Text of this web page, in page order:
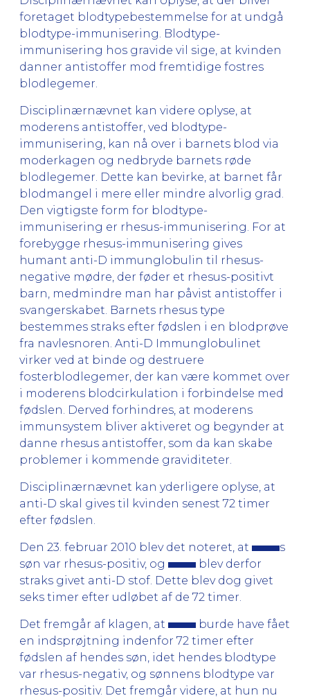
foretaget blodtypebestemmelse for at undgå
blodtype-immunisering. Blodtype-
immunisering hos gravide vil sige, at kvinden
danner antistoffer mod fremtidige fostres
blodlegemer.
Disciplinærnævnet kan videre oplyse, at
moderens antistoffer, ved blodtype-
immunisering, kan nå over i barnets blod via
moderkagen og nedbryde barnets røde
blodlegemer. Dette kan bevirke, at barnet får
blodmangel i mere eller mindre alvorlig grad.
Den vigtigste form for blodtype-
immunisering er rhesus-immunisering. For at
forebygge rhesus-immunisering gives
humant anti-D immunglobulin til rhesus-
negative mødre, der føder et rhesus-positivt
barn, medmindre man har påvist antistoffer i
svangerskabet. Barnets rhesus type
bestemmes straks efter fødslen i en blodprøve
fra navlesnoren. Anti-D Immunglobulinet
virker ved at binde og destruere
fosterblodlegemer, der kan være kommet over
i moderens blodcirkulation i forbindelse med
fødslen. Derved forhindres, at moderens
immunsystem bliver aktiveret og begynder at
danne rhesus antistoffer, som da kan skabe
problemer i kommende graviditeter.
Disciplinærnævnet kan yderligere oplyse, at
anti-D skal gives til kvinden senest 72 timer
efter fødslen.
Den 23. februar 2010 blev det noteret, at
s
søn var rhesus-positiv, og
blev derfor
straks givet anti-D stof. Dette blev dog givet
seks timer efter udløbet af de 72 timer.
Det fremgår af klagen, at
burde have fået
en indsprøjtning indenfor 72 timer efter
fødslen af hendes søn, idet hendes blodtype
var rhesus-negativ, og sønnens blodtype var
rhesus-positiv. Det fremgår videre, at hun nu